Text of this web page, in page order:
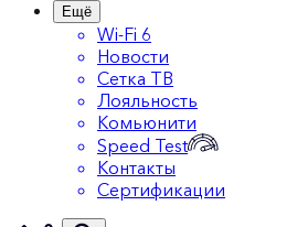
Ещё
Wi-Fi 6
Новости
Сетка ТВ
Лояльность
Комьюнити
Speed Test
Контакты
Сертификации